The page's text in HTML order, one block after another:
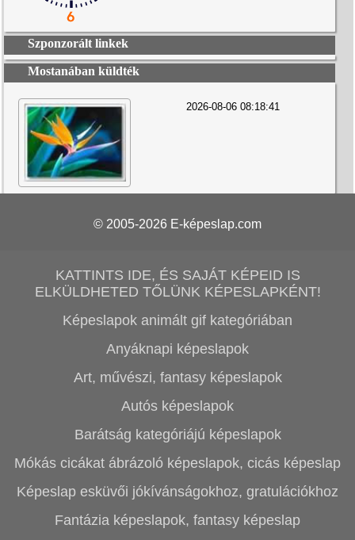
Szponzorált linkek
Mostanában küldték
2026-08-06 08:18:41
© 2005-2026 E-képeslap.com
KATTINTS IDE, ÉS SAJÁT KÉPEID IS
ELKÜLDHETED TŐLÜNK KÉPESLAPKÉNT!
Képeslapok animált gif kategóriában
Anyáknapi képeslapok
Art, művészi, fantasy képeslapok
Autós képeslapok
Barátság kategóriájú képeslapok
Mókás cicákat ábrázoló képeslapok, cicás képeslap
Képeslap esküvői jókívánságokhoz, gratulációkhoz
Fantázia képeslapok, fantasy képeslap